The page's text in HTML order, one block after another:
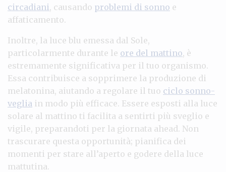
circadiani, causando problemi di sonno e
affaticamento.
Inoltre, la luce blu emessa dal Sole,
particolarmente durante le ore del mattino, è
estremamente significativa per il tuo organismo.
Essa contribuisce a sopprimere la produzione di
melatonina, aiutando a regolare il tuo ciclo sonno-
veglia in modo più efficace. Essere esposti alla luce
solare al mattino ti facilita a sentirti più sveglio e
vigile, preparandoti per la giornata ahead. Non
trascurare questa opportunità; pianifica dei
momenti per stare all’aperto e godere della luce
mattutina.